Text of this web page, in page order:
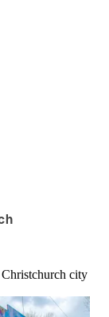
city